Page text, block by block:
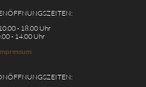
- 18.00 Uhr
- 14.00 Uhr